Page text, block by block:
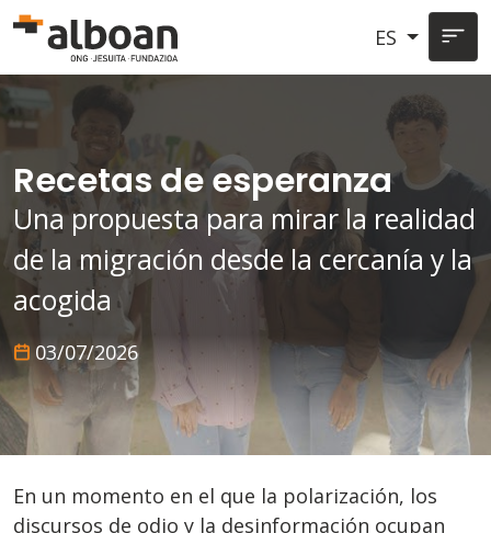
Pasar al contenido principal
ES
Recetas de esperanza
Una propuesta para mirar la realidad
de la migración desde la cercanía y la
acogida
03/07/2026
En un momento en el que la polarización, los
discursos de odio y la desinformación ocupan